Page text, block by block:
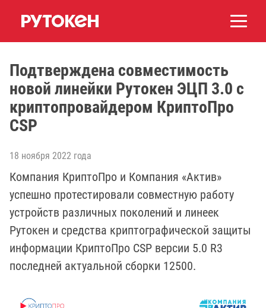
Подтверждена совместимость
новой линейки Рутокен ЭЦП 3.0 с
криптопровайдером КриптоПро
CSP
18 ноября 2022 года
Компания КриптоПро и Компания «Актив»
успешно протестировали совместную работу
устройств различных поколений и линеек
Рутокен и средства криптографической защиты
информации КриптоПро CSP версии 5.0 R3
последней актуальной сборки 12500.